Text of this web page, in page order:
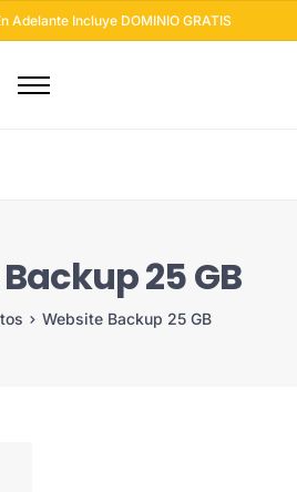
Adelante Incluye DOMINIO GRATIS
25 GB
Website Backup 25 GB